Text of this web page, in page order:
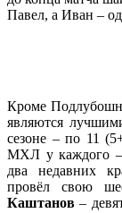
Павел, а Иван –
Кроме
являются
сезоне – по 11
МХЛ у каждого –
два недавних
провёл свою
Каштанов –